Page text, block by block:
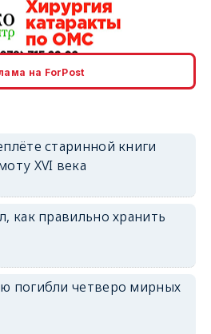
на ForPost
старинной книги
XVI века
как правильно хранить
погибли четверо мирных